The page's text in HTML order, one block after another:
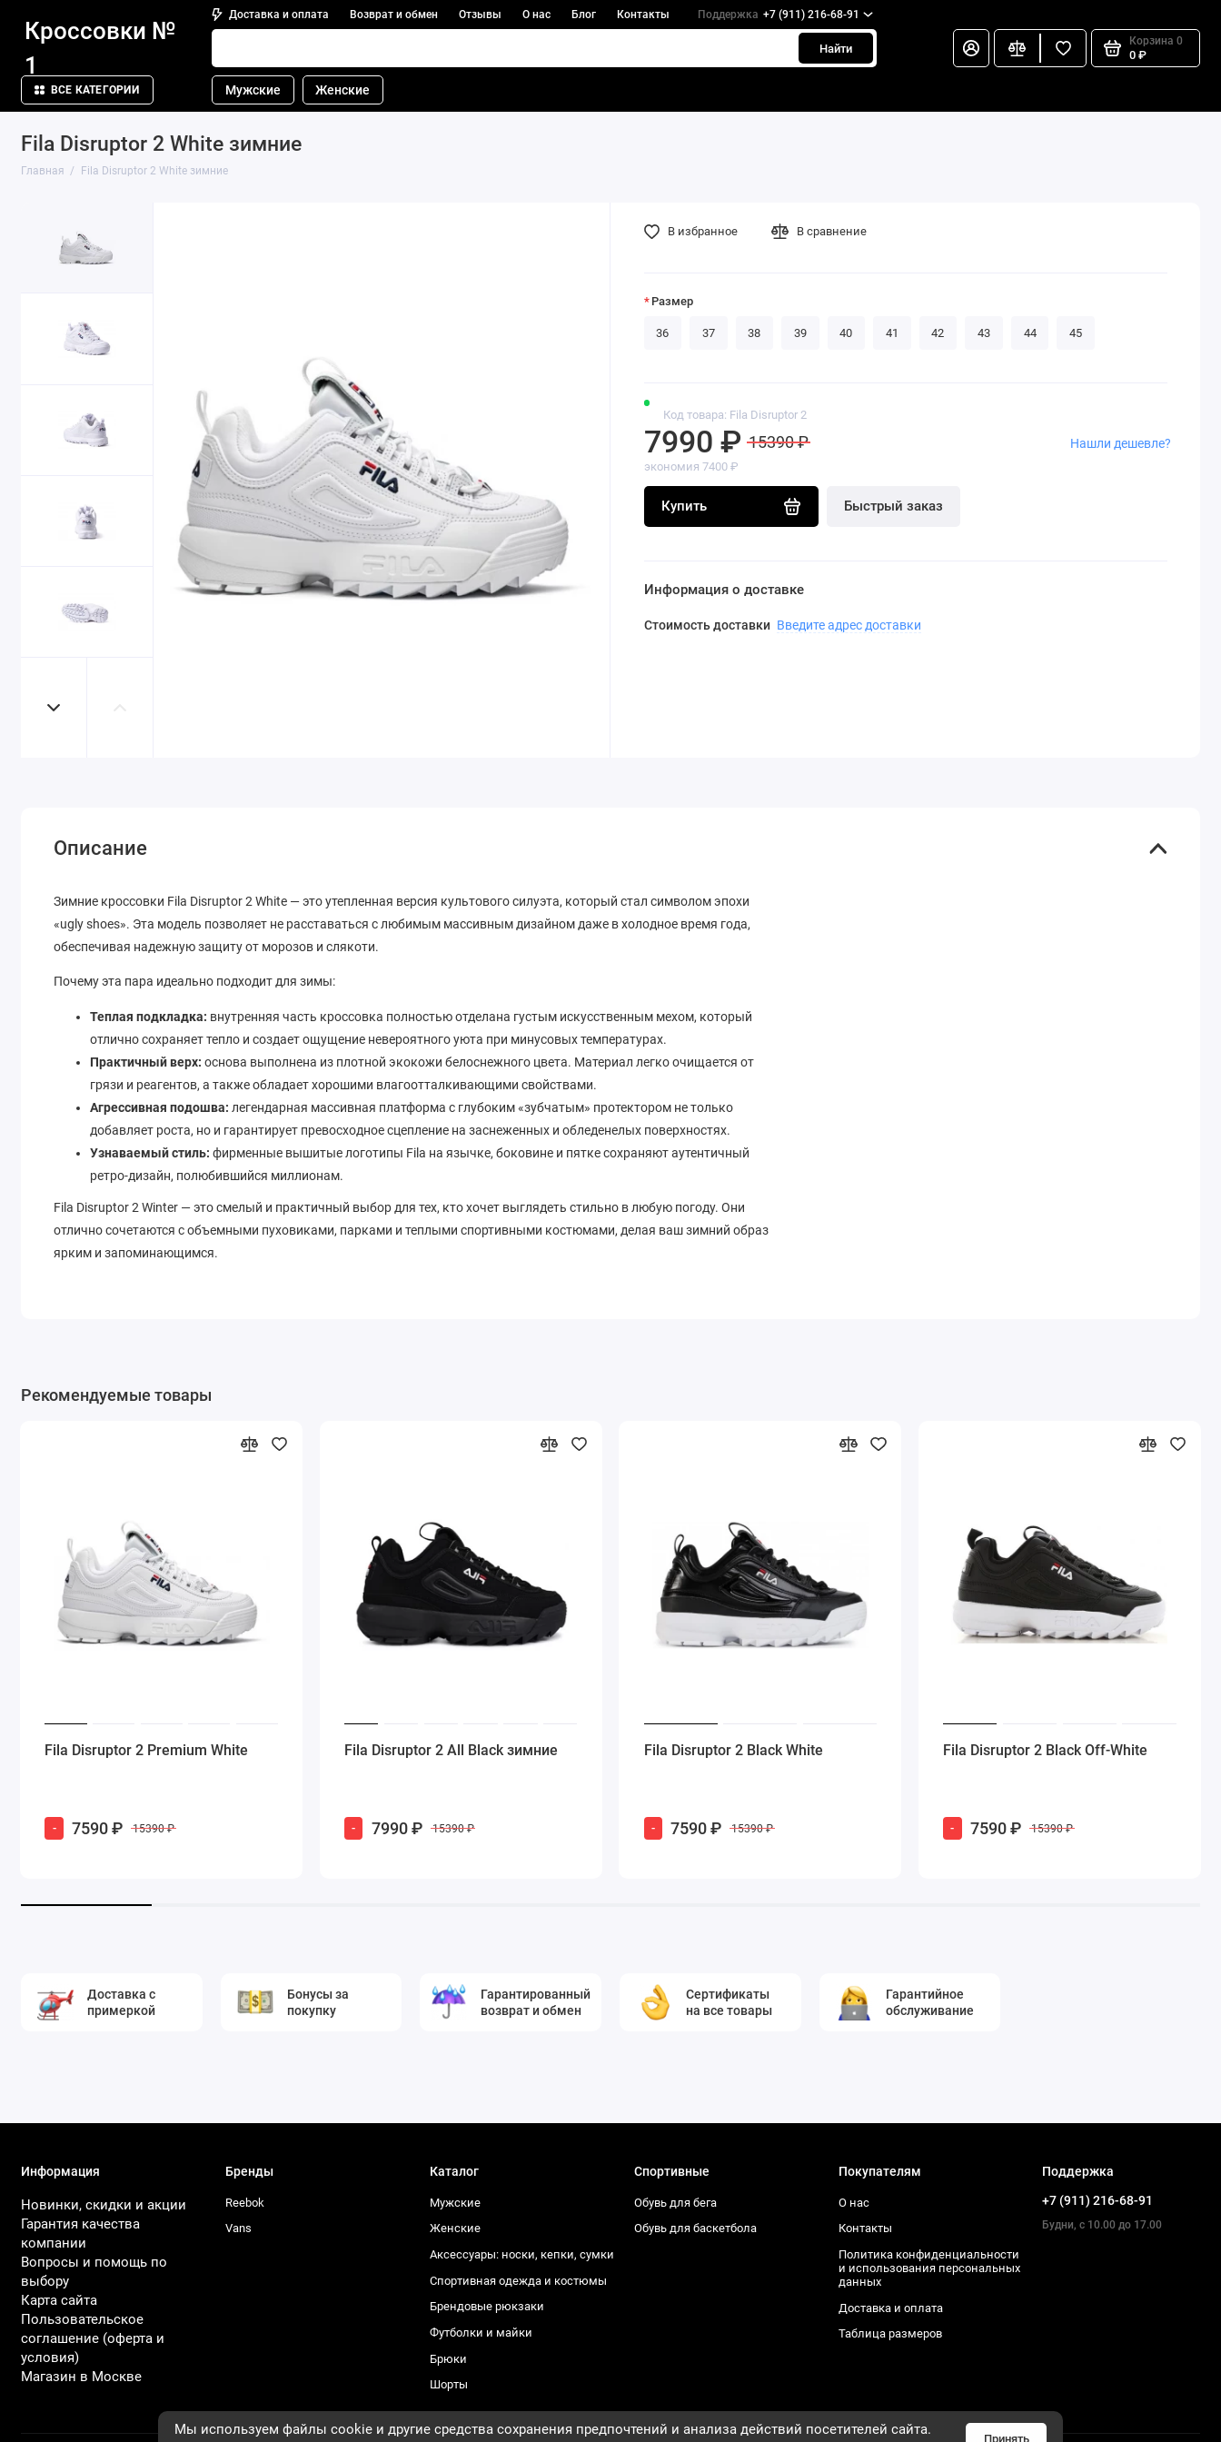
Доставка и оплата Возврат и обмен Отзывы О нас Блог Контакты Поддержка +7 (911) 216-68-91
Кроссовки №
1
Найти
Корзина 0
0 ₽
ВСЕ КАТЕГОРИИ Мужские Женские
Fila Disruptor 2 White зимние
Главная Fila Disruptor 2 White зимние
Код товара: Fila Disruptor 2
7990 ₽ 15390 ₽
экономия 7400 ₽
Купить Быстрый заказ
Нашли дешевле?
В избранное В сравнение
Размер
36 37 38 39 40 41 42 43 44 45
Информация о доставке
Стоимость доставки Введите адрес доставки
Описание
Зимние кроссовки Fila Disruptor 2 White — это утепленная версия культового силуэта, который стал символом эпохи
«ugly shoes». Эта модель позволяет не расставаться с любимым массивным дизайном даже в холодное время года,
обеспечивая надежную защиту от морозов и слякоти.
Почему эта пара идеально подходит для зимы:
Теплая подкладка: внутренняя часть кроссовка полностью отделана густым искусственным мехом, который
отлично сохраняет тепло и создает ощущение невероятного уюта при минусовых температурах.
Практичный верх: основа выполнена из плотной экокожи белоснежного цвета. Материал легко очищается от
грязи и реагентов, а также обладает хорошими влагоотталкивающими свойствами.
Агрессивная подошва: легендарная массивная платформа с глубоким «зубчатым» протектором не только
добавляет роста, но и гарантирует превосходное сцепление на заснеженных и обледенелых поверхностях.
Узнаваемый стиль: фирменные вышитые логотипы Fila на язычке, боковине и пятке сохраняют аутентичный
ретро-дизайн, полюбившийся миллионам.
Fila Disruptor 2 Winter — это смелый и практичный выбор для тех, кто хочет выглядеть стильно в любую погоду. Они
отлично сочетаются с объемными пуховиками, парками и теплыми спортивными костюмами, делая ваш зимний образ
ярким и запоминающимся.
Рекомендуемые товары
Fila Disruptor 2 Premium White
- 7590 ₽ 15390 ₽
Fila Disruptor 2 All Black зимние
- 7990 ₽ 15390 ₽
Fila Disruptor 2 Black White
- 7590 ₽ 15390 ₽
Fila Disruptor 2 Black Off-White
- 7590 ₽ 15390 ₽
Доставка с
примеркой
Бонусы за
покупку
Гарантированный
возврат и обмен
Сертификаты
на все товары
Гарантийное
обслуживание
Мы используем файлы cookie и другие средства сохранения предпочтений и анализа действий посетителей сайта.
Принять
Информация
Новинки, скидки и акции
Гарантия качества
компании
Вопросы и помощь по
выбору
Карта сайта
Пользовательское
соглашение (оферта и
условия)
Магазин в Москве
Бренды
Reebok
Vans
Каталог
Мужские
Женские
Аксессуары: носки, кепки, сумки
Спортивная одежда и костюмы
Брендовые рюкзаки
Футболки и майки
Брюки
Шорты
Спортивные
Обувь для бега
Обувь для баскетбола
Покупателям
О нас
Контакты
Политика конфиденциальности
и использования персональных
данных
Доставка и оплата
Таблица размеров
Поддержка
+7 (911) 216-68-91
Будни, с 10.00 до 17.00